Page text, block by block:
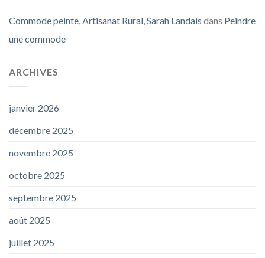
Commode peinte, Artisanat Rural, Sarah Landais dans Peindre
une commode
ARCHIVES
janvier 2026
décembre 2025
novembre 2025
octobre 2025
septembre 2025
août 2025
juillet 2025